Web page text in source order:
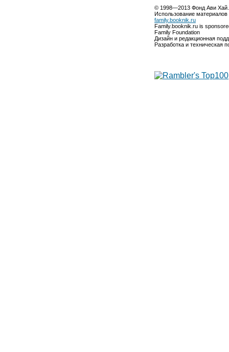
© 1998—2013 Фонд Ави
Использование
family.booknik.ru
Family.booknik.ru is
Family Foundation
Дизайн и редакционная
Разработка и техническая